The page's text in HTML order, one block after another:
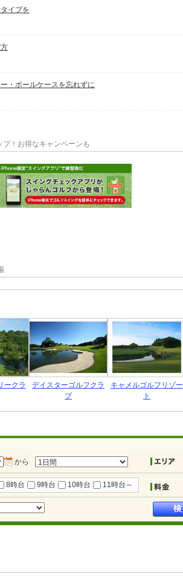
イプを
・ボールケースを忘れずに
プ！お得なキャンペーンも
ークラ
デイスターゴルフクラ
ブ
キャメルゴルフリゾー
ト
から
8時台 9時台 10時台 11時台～